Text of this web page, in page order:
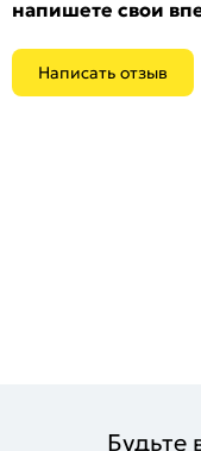
напишете свои
Написать отзыв
Будьте